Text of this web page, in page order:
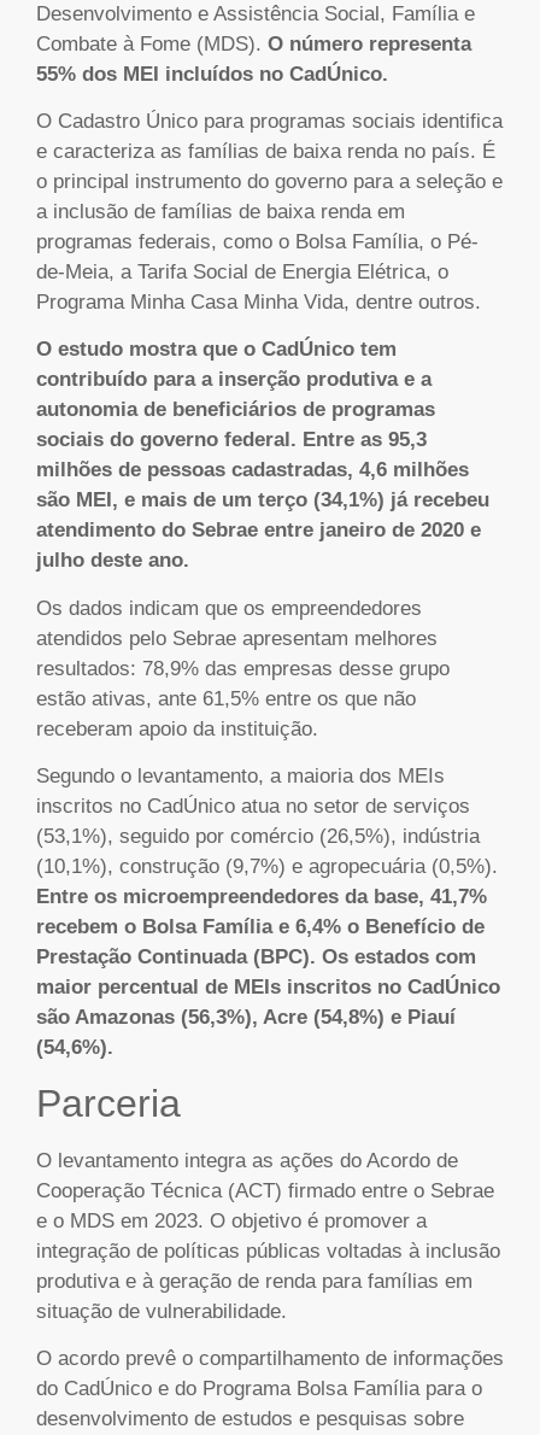
Desenvolvimento e Assistência Social, Família e
Combate à Fome (MDS). O número representa
55% dos MEI incluídos no CadÚnico.
O Cadastro Único para programas sociais identifica
e caracteriza as famílias de baixa renda no país. É
o principal instrumento do governo para a seleção e
a inclusão de famílias de baixa renda em
programas federais, como o Bolsa Família, o Pé-
de-Meia, a Tarifa Social de Energia Elétrica, o
Programa Minha Casa Minha Vida, dentre outros.
O estudo mostra que o CadÚnico tem
contribuído para a inserção produtiva e a
autonomia de beneficiários de programas
sociais do governo federal. Entre as 95,3
milhões de pessoas cadastradas, 4,6 milhões
são MEI, e mais de um terço (34,1%) já recebeu
atendimento do Sebrae entre janeiro de 2020 e
julho deste ano.
Os dados indicam que os empreendedores
atendidos pelo Sebrae apresentam melhores
resultados: 78,9% das empresas desse grupo
estão ativas, ante 61,5% entre os que não
receberam apoio da instituição.
Segundo o levantamento, a maioria dos MEIs
inscritos no CadÚnico atua no setor de serviços
(53,1%), seguido por comércio (26,5%), indústria
(10,1%), construção (9,7%) e agropecuária (0,5%).
Entre os microempreendedores da base, 41,7%
recebem o Bolsa Família e 6,4% o Benefício de
Prestação Continuada (BPC). Os estados com
maior percentual de MEIs inscritos no CadÚnico
são Amazonas (56,3%), Acre (54,8%) e Piauí
(54,6%).
Parceria
O levantamento integra as ações do Acordo de
Cooperação Técnica (ACT) firmado entre o Sebrae
e o MDS em 2023. O objetivo é promover a
integração de políticas públicas voltadas à inclusão
produtiva e à geração de renda para famílias em
situação de vulnerabilidade.
O acordo prevê o compartilhamento de informações
do CadÚnico e do Programa Bolsa Família para o
desenvolvimento de estudos e pesquisas sobre